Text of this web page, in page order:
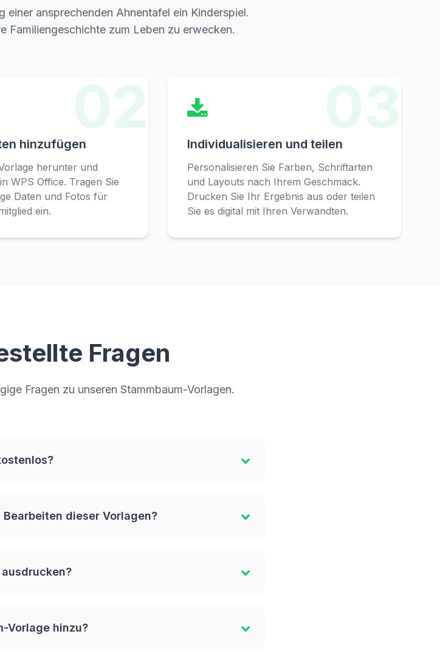
einer ansprechenden Ahnentafel ein Kinderspiel.
Familiengeschichte zum Leben zu erwecken.
hinzufügen
herunter und
WPS Office. Tragen Sie
Daten und Fotos für
ein.
Individualisieren und teilen
Personalisieren Sie Farben, Schriftarten
und Layouts nach Ihrem Geschmack.
Drucken Sie Ihr Ergebnis aus oder teilen
Sie es digital mit Ihren Verwandten.
Fragen
Fragen zu unseren Stammbaum-Vorlagen.
dieser Vorlagen?
Vorlage hinzu?